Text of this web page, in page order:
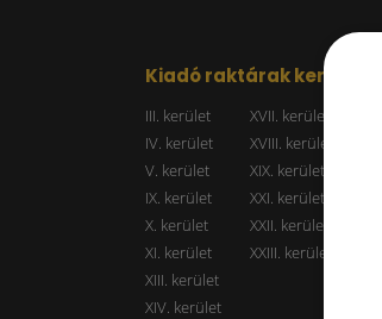
Kiadó raktárak
III. kerület
IV. kerület
V. kerület
IX. kerület
X. kerület
XI. kerület
XIII. kerület
XIV. kerület
XVII. kerület
XVIII. kerület
XIX. kerület
XXI. kerület
XXII. kerület
XXIII. kerület